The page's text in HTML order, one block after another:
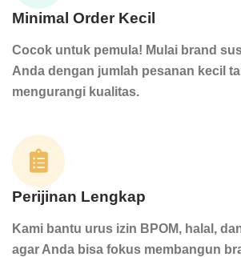
Minimal Order Kecil
Cocok untuk pemula! Mulai brand
Anda dengan jumlah pesanan kecil
mengurangi kualitas.
Perijinan Lengkap
Kami bantu urus izin BPOM, halal,
agar Anda bisa fokus membangun